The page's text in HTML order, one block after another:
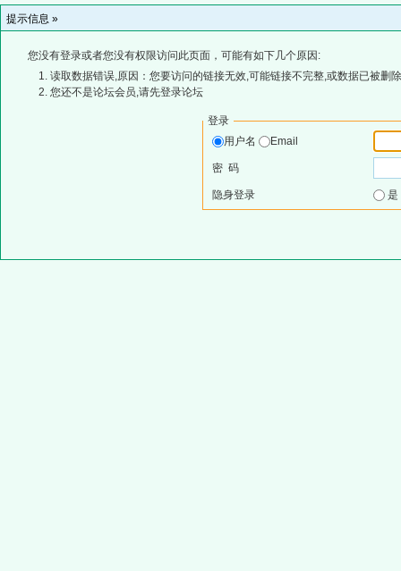
提示信息 »
您没有登录或者您没有权限访问此页面，可能有如下几个原因:
读取数据错误,原因：您要访问的链接无效,可能链接不完整,或数据已被删
您还不是论坛会员,请先登录论坛
登录
用户名
Email
密 码
隐身登录